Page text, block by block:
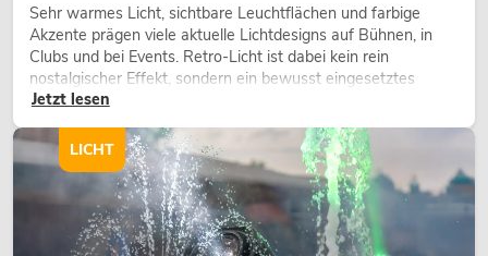
Sehr warmes Licht, sichtbare Leuchtflächen und farbige
Akzente prägen viele aktuelle Lichtdesigns auf Bühnen, in
Clubs und bei Events. Retro-Licht ist dabei kein rein
nostalgischer Effekt, sondern ein bewusst eingesetztes
Gestaltungsmittel: Es schafft Atmosphäre, gibt Szenen
wirken lassen.
Jetzt lesen
LICHT